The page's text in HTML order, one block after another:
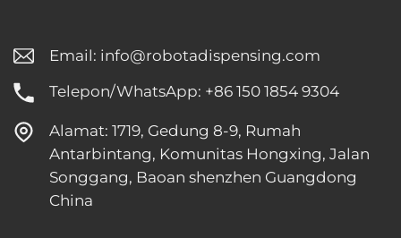
Email: info@robotadispensing.com
Telepon/WhatsApp: +86 150 1854 9304
Alamat: 1719, Gedung 8-9, Rumah
Antarbintang, Komunitas Hongxing, Jalan
Songgang, Baoan shenzhen Guangdong
China